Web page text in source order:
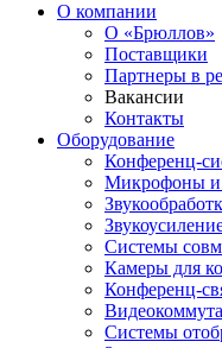
О компании
О «Брюллов»
Поставщики
Партнеры в
Вакансии
Контакты
Оборудование
Конференц-
Микрофоны и
Системы
Камеры для
Конференц-
Системы